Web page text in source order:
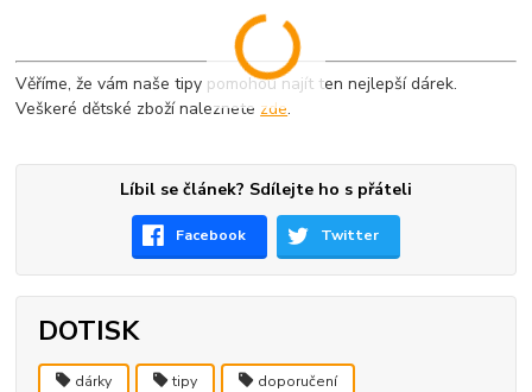
Věříme, že vám naše tipy pomohou najít ten nejlepší dárek.
Veškeré dětské zboží naleznete zde.
Líbil se článek? Sdílejte ho s přáteli
Facebook Twitter
DOTISK
dárky tipy doporučení